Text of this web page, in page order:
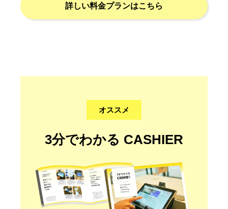
詳しい料金プランはこちら
オススメ
3分でわかる CASHIER